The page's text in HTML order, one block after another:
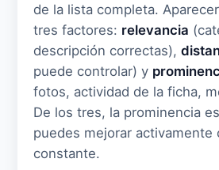
de la lista completa.
tres factores: relevancia
descripción correctas),
puede controlar) y
fotos, actividad de la ficha,
De los tres, la prominencia
puedes mejorar activamente
constante.